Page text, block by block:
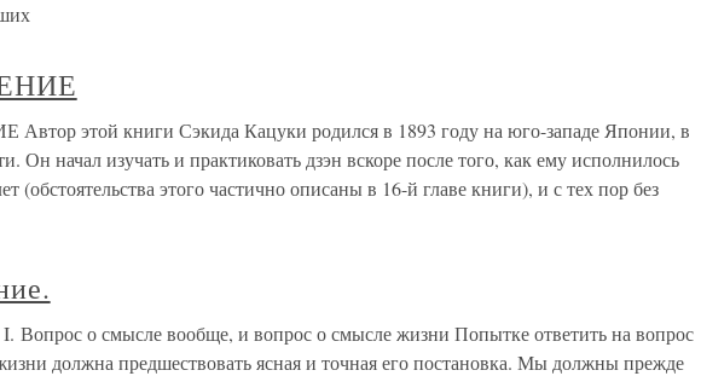
этой книги Сэкида Кацуки родился в 1893 году на юго-западе Японии, в
Он начал изучать и практиковать дзэн вскоре после того, как ему исполнилось
(обстоятельства этого частично описаны в 16-й главе книги), и с тех пор без
Вопрос о смысле вообще, и вопрос о смысле жизни Попытке ответить на вопрос
должна предшествовать ясная и точная его постановка. Мы должны прежде